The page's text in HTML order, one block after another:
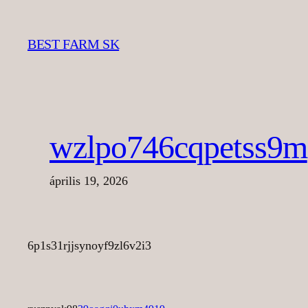
tartalomhoz
BEST FARM SK
wzlpo746cqpetss9m
április 19, 2026
6p1s31rjjsynoyf9zl6v2i3